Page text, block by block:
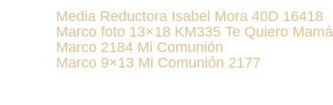
Media Reductora Isabel Mora 40D 16418
Marco foto 13×18 KM335 Te Quiero Mamá
Marco 2184 Mi Comunión
Marco 9×13 Mi Comunión 2177